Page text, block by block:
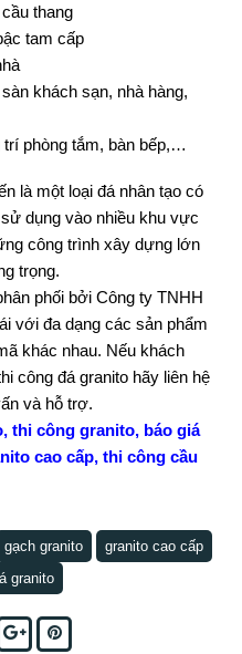
thang
tam cấp
khách sạn, nhà hàng,
phòng tắm, bàn bếp,…
là một loại đá nhân tạo có
dụng vào nhiều khu vực
công trình xây dựng lớn
trọng.
phối bởi Công ty TNHH
với đa dạng các sản phẩm
khác nhau. Nếu khách
công đá granito hãy liên hệ
và hỗ trợ.
, thi công granito, báo giá
cao cấp, thi công cầu
gạch granito
granito cao cấp
granito
Google+Pinterest